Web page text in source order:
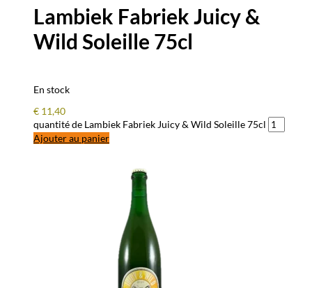
Lambiek Fabriek Juicy &
Wild Soleille 75cl
En stock
€ 11,40
quantité de Lambiek Fabriek Juicy & Wild Soleille 75cl
Ajouter au panier